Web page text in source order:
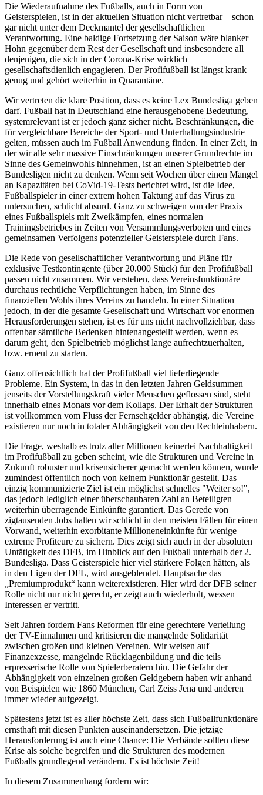
Die Wiederaufnahme des Fußballs, auch in Form von
Geisterspielen, ist in der aktuellen Situation nicht vertretbar – schon
gar nicht unter dem Deckmantel der gesellschaftlichen
Verantwortung. Eine baldige Fortsetzung der Saison wäre blanker
Hohn gegenüber dem Rest der Gesellschaft und insbesondere all
denjenigen, die sich in der Corona-Krise wirklich
gesellschaftsdienlich engagieren. Der Profifußball ist längst krank
genug und gehört weiterhin in Quarantäne.
Wir vertreten die klare Position, dass es keine Lex Bundesliga geben
darf. Fußball hat in Deutschland eine herausgehobene Bedeutung,
systemrelevant ist er jedoch ganz sicher nicht. Beschränkungen, die
für vergleichbare Bereiche der Sport- und Unterhaltungsindustrie
gelten, müssen auch im Fußball Anwendung finden. In einer Zeit, in
der wir alle sehr massive Einschränkungen unserer Grundrechte im
Sinne des Gemeinwohls hinnehmen, ist an einen Spielbetrieb der
Bundesligen nicht zu denken. Wenn seit Wochen über einen Mangel
an Kapazitäten bei CoVid-19-Tests berichtet wird, ist die Idee,
Fußballspieler in einer extrem hohen Taktung auf das Virus zu
untersuchen, schlicht absurd. Ganz zu schweigen von der Praxis
eines Fußballspiels mit Zweikämpfen, eines normalen
Trainingsbetriebes in Zeiten von Versammlungsverboten und eines
gemeinsamen Verfolgens potenzieller Geisterspiele durch Fans.
Die Rede von gesellschaftlicher Verantwortung und Pläne für
exklusive Testkontingente (über 20.000 Stück) für den Profifußball
passen nicht zusammen. Wir verstehen, dass Vereinsfunktionäre
durchaus rechtliche Verpflichtungen haben, im Sinne des
finanziellen Wohls ihres Vereins zu handeln. In einer Situation
jedoch, in der die gesamte Gesellschaft und Wirtschaft vor enormen
Herausforderungen stehen, ist es für uns nicht nachvollziehbar, dass
offenbar sämtliche Bedenken hintenangestellt werden, wenn es
darum geht, den Spielbetrieb möglichst lange aufrechtzuerhalten,
bzw. erneut zu starten.
Ganz offensichtlich hat der Profifußball viel tieferliegende
Probleme. Ein System, in das in den letzten Jahren Geldsummen
jenseits der Vorstellungskraft vieler Menschen geflossen sind, steht
innerhalb eines Monats vor dem Kollaps. Der Erhalt der Strukturen
ist vollkommen vom Fluss der Fernsehgelder abhängig, die Vereine
existieren nur noch in totaler Abhängigkeit von den Rechteinhabern.
Die Frage, weshalb es trotz aller Millionen keinerlei Nachhaltigkeit
im Profifußball zu geben scheint, wie die Strukturen und Vereine in
Zukunft robuster und krisensicherer gemacht werden können, wurde
zumindest öffentlich noch von keinem Funktionär gestellt. Das
einzig kommunizierte Ziel ist ein möglichst schnelles "Weiter so!",
das jedoch lediglich einer überschaubaren Zahl an Beteiligten
weiterhin überragende Einkünfte garantiert. Das Gerede von
zigtausenden Jobs halten wir schlicht in den meisten Fällen für einen
Vorwand, weiterhin exorbitante Millioneneinkünfte für wenige
extreme Profiteure zu sichern. Dies zeigt sich auch in der absoluten
Untätigkeit des DFB, im Hinblick auf den Fußball unterhalb der 2.
Bundesliga. Dass Geisterspiele hier viel stärkere Folgen hätten, als
in den Ligen der DFL, wird ausgeblendet. Hauptsache das
„Premiumprodukt“ kann weiterexistieren. Hier wird der DFB seiner
Rolle nicht nur nicht gerecht, er zeigt auch wiederholt, wessen
Interessen er vertritt.
Seit Jahren fordern Fans Reformen für eine gerechtere Verteilung
der TV-Einnahmen und kritisieren die mangelnde Solidarität
zwischen großen und kleinen Vereinen. Wir weisen auf
Finanzexzesse, mangelnde Rücklagenbildung und die teils
erpresserische Rolle von Spielerberatern hin. Die Gefahr der
Abhängigkeit von einzelnen großen Geldgebern haben wir anhand
von Beispielen wie 1860 München, Carl Zeiss Jena und anderen
immer wieder aufgezeigt.
Spätestens jetzt ist es aller höchste Zeit, dass sich Fußballfunktionäre
ernsthaft mit diesen Punkten auseinandersetzen. Die jetzige
Herausforderung ist auch eine Chance: Die Verbände sollten diese
Krise als solche begreifen und die Strukturen des modernen
Fußballs grundlegend verändern. Es ist höchste Zeit!
In diesem Zusammenhang fordern wir: